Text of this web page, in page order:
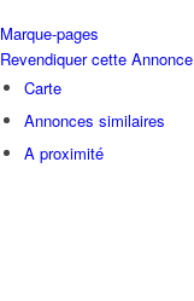
Marque-pages
Revendiquer cette Annonce
Carte
Annonces similaires
A proximité